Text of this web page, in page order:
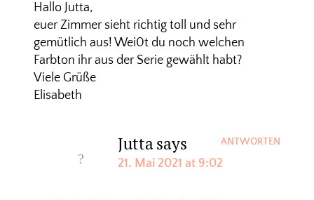
Hallo Jutta,
euer Zimmer sieht richtig toll und sehr
gemütlich aus! Wei0t du noch welchen
Farbton ihr aus der Serie gewählt habt?
Viele Grüße
Elisabeth
Juttasays
21. Mai 2021 at 9:02
ANTWORTEN